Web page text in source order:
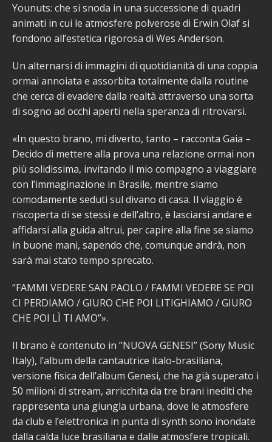
Younuts: che si snoda in una successione di quadri
animati in cui le atmosfere polverose di Erwin Olaf si
fondono all’estetica rigorosa di Wes Anderson.
Un alternarsi di immagini di quotidianità di una coppia
ormai annoiata e assorbita totalmente dalla routine
che cerca di evadere dalla realtà attraverso una sorta
di sogno ad occhi aperti nella speranza di ritrovarsi.
«In questo brano, mi diverto, tanto – racconta Gaia –
Decido di mettere alla prova una relazione ormai non
più solidissima, invitando il mio compagno a viaggiare
con l’immaginazione in Brasile, mentre siamo
comodamente seduti sul divano di casa. Il viaggio è
riscoperta di se stessi e dell’altro, è lasciarsi andare e
affidarsi alla guida altrui, per capire alla fine se siamo
in buone mani, sapendo che, comunque andrà, non
sarà mai stato tempo sprecato.
“FAMMI VEDERE SAN PAOLO / FAMMI VEDERE SE POI
CI PERDIAMO / GIURO CHE POI LITIGHIAMO / GIURO
CHE POI LÌ TI AMO”».
Il brano è contenuto in “NUOVA GENESI” (Sony Music
Italy), l’album della cantautrice italo-brasiliana,
versione fisica dell’album Genesi, che ha già superato i
50 milioni di stream, arricchita da tre brani inediti che
rappresenta una giungla urbana, dove le atmosfere
da club e l’elettronica in punta di synth sono inondate
dalla calda luce brasiliana e dalle atmosfere tropicali.